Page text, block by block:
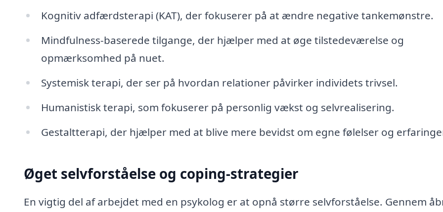
Kognitiv adfærdsterapi (KAT), der fokuserer på at ændre negative tankemønstre.
Mindfulness-baserede tilgange, der hjælper med at øge tilstedeværelse og
opmærksomhed på nuet.
Systemisk terapi, der ser på hvordan relationer påvirker individets trivsel.
Humanistisk terapi, som fokuserer på personlig vækst og selvrealisering.
Gestaltterapi, der hjælper med at blive mere bevidst om egne følelser og
Øget selvforståelse og coping-strategier
En vigtig del af arbejdet med en psykolog er at opnå større selvforståelse. Gennem